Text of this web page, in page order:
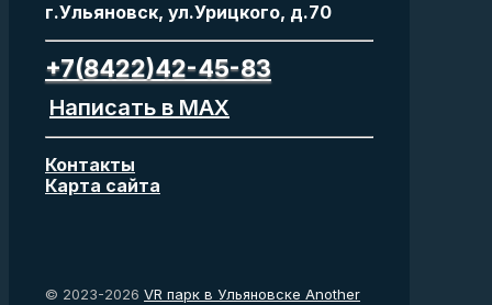
г.Ульяновск, ул.Урицкого, д.70
+7(8422)42-45-83
Написать в MAX
Контакты
Карта сайта
© 2023-2026 VR парк в Ульяновске Another